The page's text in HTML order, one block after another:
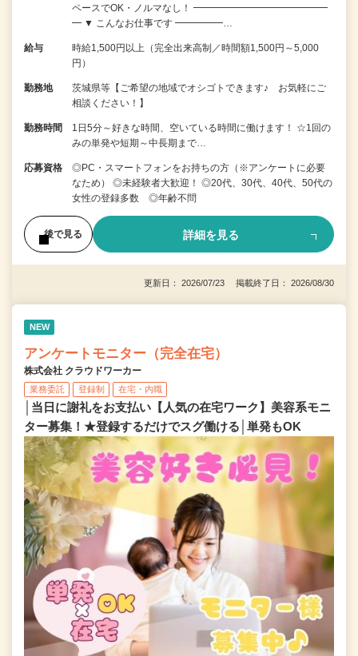
ペースでOK・ノルマなし！ ━━━━━━━━━━━━━━
━ ▼ こんなお仕事です ━━━━━…
給与
時給1,500円以上（完全出来高制／時間額1,500円～5,000
円）
勤務地
茨城県等【ご希望の地域でオシゴトできます♪ お気軽にご
相談ください！】
勤務時間
1日5分～好きな時間、空いている時間に働けます！ ☆1回の
みの単発や短期～中長期まで…
応募資格
◎PC・スマートフォンをお持ちの方（※アンケートに必要
なため） ◎未経験者大歓迎！ ◎20代、30代、40代、50代の
女性の登録多数 ◎年齢不問
後で見る 詳細を見る
更新日： 2026/07/23 掲載終了日： 2026/08/30
NEW
アンケートモニター（完全在宅）
株式会社 クラウドワーカー
業務委託 登録制 在宅・内職
│当日に謝礼をお支払い【人気の在宅ワーク】美容系モニ
ター募集！★登録するだけでスグ働ける│単発もOK